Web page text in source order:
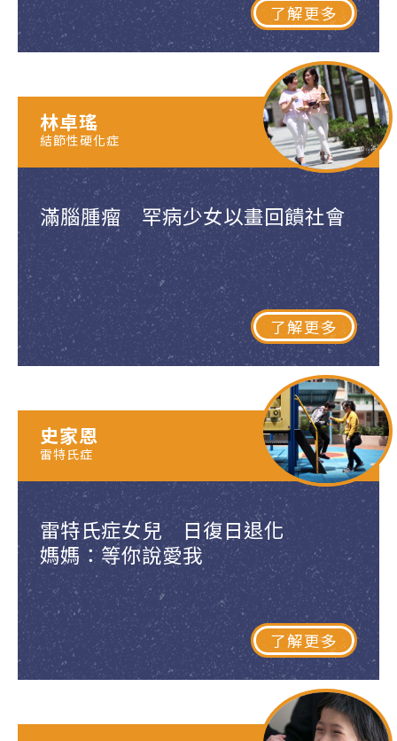
了解更多
滿腦腫瘤 罕病少女以畫回饋社會
了解更多
林卓瑤
結節性硬化症
雷特氏症女兒 日復日退化
媽媽：等你說愛我
了解更多
史家恩
雷特氏症